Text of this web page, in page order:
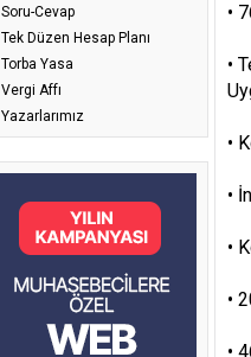
Soru-Cevap
Tek Düzen Hesap Planı
Torba Yasa
Vergi Affı
Yazarlarımız
•
•
•
•
•
•
•